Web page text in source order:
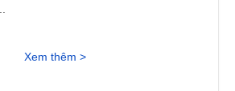
Xem thêm >